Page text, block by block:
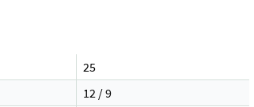
25
12 / 9